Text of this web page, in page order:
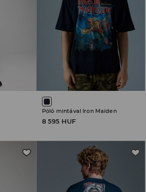
Póló mintával Iron Maiden
8 595 HUF